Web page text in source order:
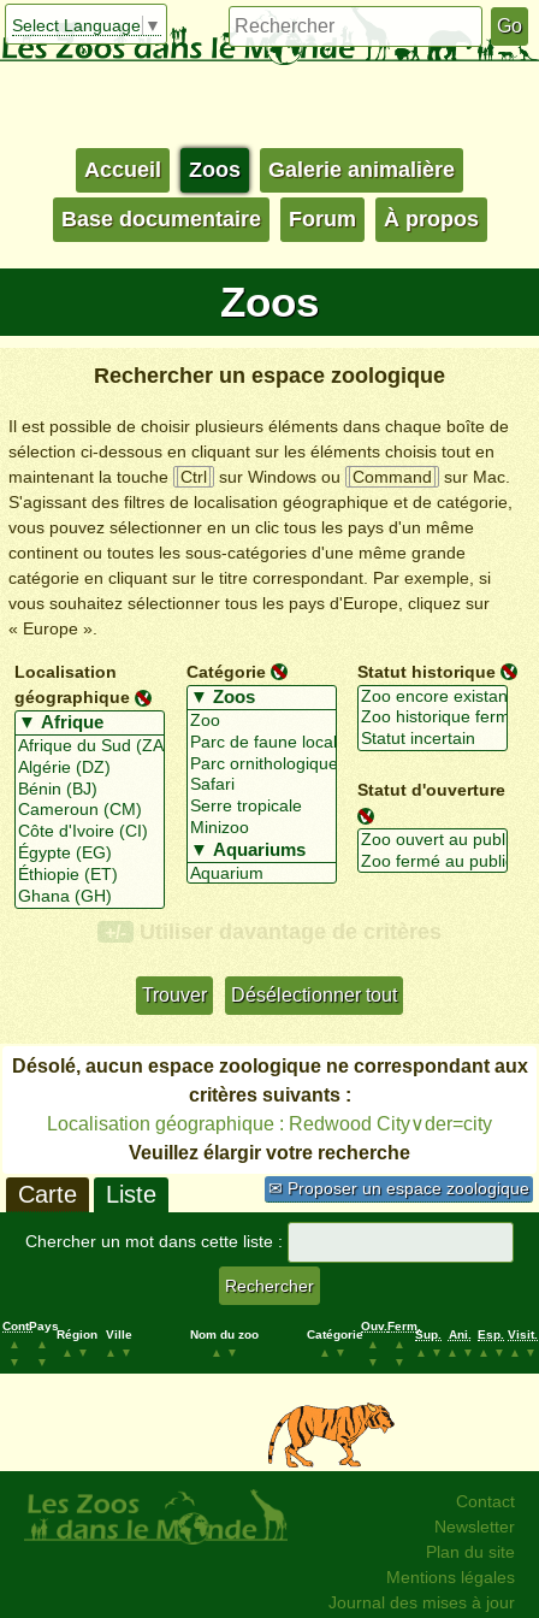
Select Language ▼
Accueil Zoos Galerie animalière
Base documentaire Forum À propos
Zoos
Rechercher un espace zoologique
Il est possible de choisir plusieurs éléments dans chaque boîte de
sélection ci-dessous en cliquant sur les éléments choisis tout en
maintenant la touche
Ctrl sur Windows ou Command
sur Mac.
S'agissant des filtres de localisation géographique et de catégorie,
vous pouvez sélectionner en un clic tous les pays d'un même
continent ou toutes les sous-catégories d'une même grande
catégorie en cliquant sur le titre correspondant. Par exemple, si
vous souhaitez sélectionner tous les pays d'Europe, cliquez sur
« Europe ».
Localisation
géographique
Catégorie Statut historique
Statut d'ouverture
+/- Utiliser davantage de critères
Désolé, aucun espace zoologique ne correspondant aux
critères suivants :
Localisation géographique : Redwood City∨der=city
Veuillez élargir votre recherche
✉ Proposer un espace zoologique
Carte Liste
Chercher un mot dans cette liste :
Cont.
▲
▼
Pays
▲
▼
Région
▲
▼
Ville
▲
▼
Nom du zoo
▲
▼
Catégorie
▲
▼
Ouv.
▲
▼
Ferm.
▲
▼
Sup.
▲
▼
Ani.
▲
▼
Esp.
▲
▼
Visit.
▲
▼
Contact
Newsletter
Plan du site
Mentions légales
Journal des mises à jour